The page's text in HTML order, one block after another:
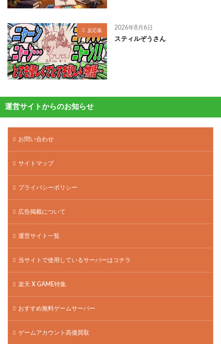
反応集 2026年8月6日
スティルぞうさん
運営サイトからのお知らせ
お問い合わせ
サイトマップ
プライバシーポリシー
広告掲載について
運営サイト一覧
当サイトで使用しているサーバーはコチラ
楽天 X GAME特集
おすすめ無料ゲームサーバー
ゲームアカウント高価買取